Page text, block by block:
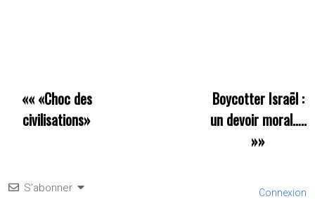
«« «Choc des
civilisations»
Boycotter Israël :
un devoir moral…..
»»
S’abonner Connexion